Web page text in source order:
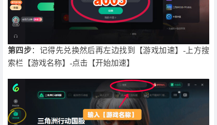
第四步：记得先兑换然后再左边找到【游戏加速】-上方搜
索栏【游戏名称】-点击【开始加速】